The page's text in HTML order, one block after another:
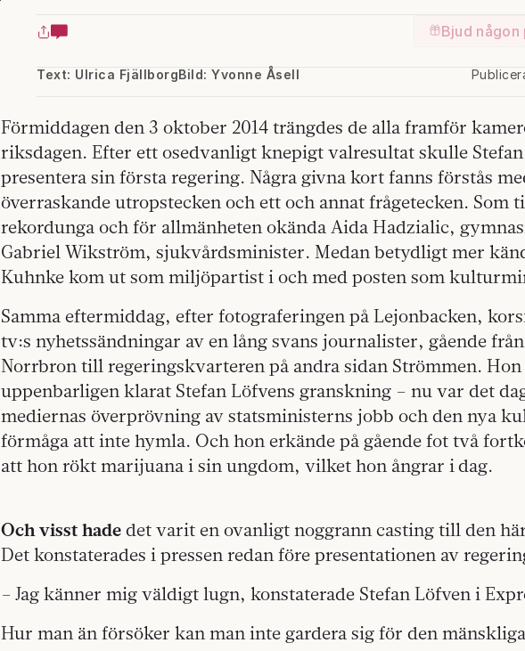
Bjud
Text: Ulrica FjällborgBild: Yvonne Åsell
Förmiddagen den 3 oktober 2014 trängdes de alla framför
riksdagen. Efter ett osedvanligt knepigt valresultat skulle
presentera sin första regering. Några givna kort fanns förstås
överraskande utropstecken och ett och annat frågetecken. Som
rekordunga och för allmänheten okända Aida Hadzialic,
Gabriel Wikström, sjukvårdsminister. Medan betydligt mer
Kuhnke kom ut som miljöpartist i och med posten som
Samma eftermiddag, efter fotograferingen på Lejonbacken,
tv:s nyhetssändningar av en lång svans journalister, gående
Norrbron till regeringskvarteren på andra sidan Strömmen. Hon
uppenbarligen klarat Stefan Löfvens granskning – nu var det
mediernas överprövning av statsministerns jobb och den nya
förmåga att inte hymla. Och hon erkände på gående fot två
att hon rökt marijuana i sin ungdom, vilket hon ångrar i dag.
Och visst hade det varit en ovanligt noggrann casting till den
Det konstaterades i pressen redan före presentationen av
– Jag känner mig väldigt lugn, konstaterade Stefan Löfven i
Hur man än försöker kan man inte gardera sig för den